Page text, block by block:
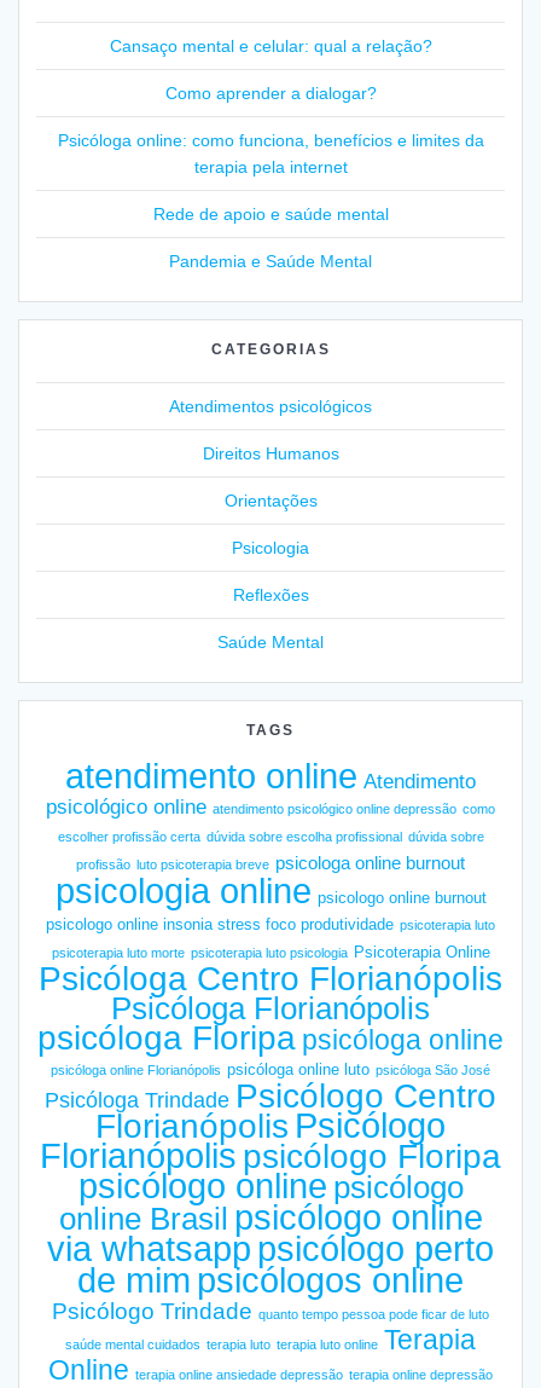
Cansaço mental e celular: qual a relação?
Como aprender a dialogar?
Psicóloga online: como funciona, benefícios e limites da
terapia pela internet
Rede de apoio e saúde mental
Pandemia e Saúde Mental
CATEGORIAS
Atendimentos psicológicos
Direitos Humanos
Orientações
Psicologia
Reflexões
Saúde Mental
TAGS
atendimento online Atendimento
psicológico online atendimento psicológico online depressão como
escolher profissão certa dúvida sobre escolha profissional dúvida sobre
profissão luto psicoterapia breve psicologa online burnout
psicologia online psicologo online burnout
psicologo online insonia stress foco produtividade psicoterapia luto
psicoterapia luto morte psicoterapia luto psicologia Psicoterapia Online
Psicóloga Centro Florianópolis
Psicóloga Florianópolis
psicóloga Floripa psicóloga online
psicóloga online Florianópolis psicóloga online luto psicóloga São José
Psicóloga Trindade Psicólogo Centro
Florianópolis Psicólogo
Florianópolis psicólogo Floripa
psicólogo online psicólogo
online Brasil psicólogo online
via whatsapp psicólogo perto
de mim psicólogos online
Psicólogo Trindade quanto tempo pessoa pode ficar de luto
saúde mental cuidados terapia luto terapia luto online Terapia
Online terapia online ansiedade depressão terapia online depressão